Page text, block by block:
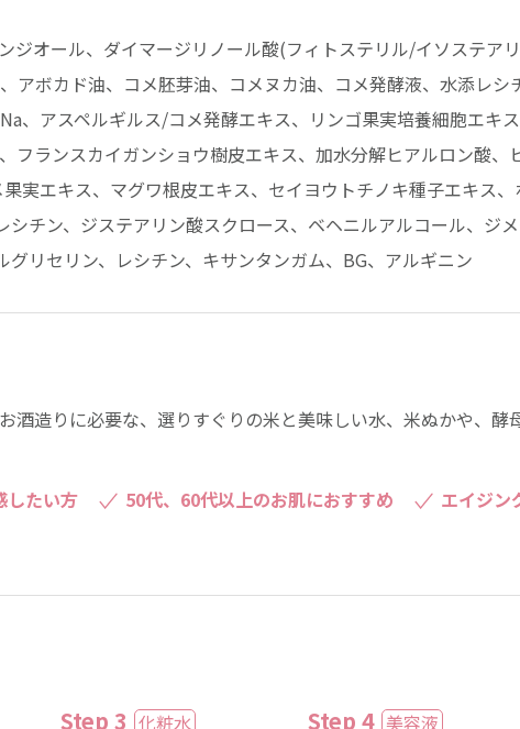
ジオール、ダイマージリノール酸(フィトステリル/イソステア
アボカド油、コメ胚芽油、コメヌカ油、コメ発酵液、水添レ
、アスペルギルス/コメ発酵エキス、リンゴ果実培養細胞エキ
フランスカイガンショウ樹皮エキス、加水分解ヒアルロン酸、
実エキス、マグワ根皮エキス、セイヨウトチノキ種子エキス
チン、ジステアリン酸スクロース、ベヘニルアルコール、ジ
リセリン、レシチン、キサンタンガム、BG、アルギニン
酒造りに必要な、選りすぐりの米と美味しい水、米ぬかや、
したい方 50代、60代以上のお肌におすすめ
エイジン